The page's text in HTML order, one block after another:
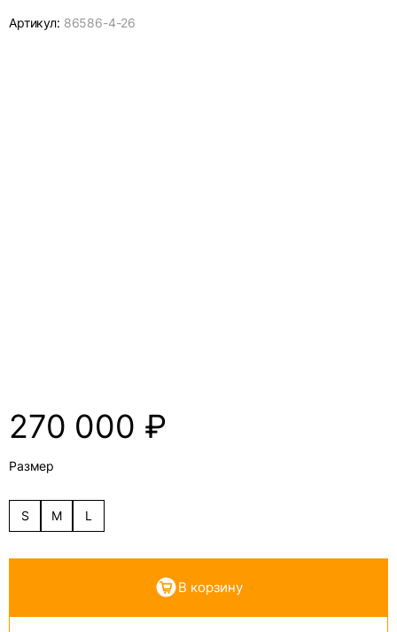
Артикул: 86586-4-26
270 000 ₽
Размер
S M L
В корзину